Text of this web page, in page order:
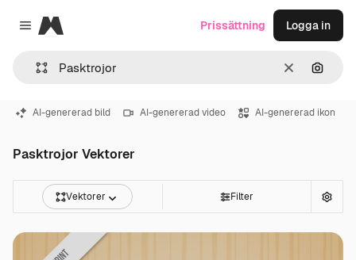
Close menu
Magnific
RensaSök
Prissättning Logga in
AI-genererad bild AI-genererad video AI-genererad ikon
Pasktrojor Vektorer
Vektorer Filter